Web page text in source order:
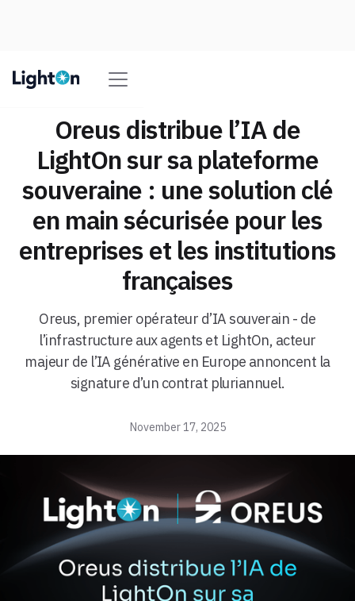
Oreus distribue l’IA de
LightOn sur sa plateforme
souveraine : une solution clé
en main sécurisée pour les
entreprises et les institutions
françaises
Oreus, premier opérateur d’IA souverain - de
l’infrastructure aux agents et LightOn, acteur
majeur de l’IA générative en Europe annoncent la
signature d’un contrat pluriannuel.
November 17, 2025